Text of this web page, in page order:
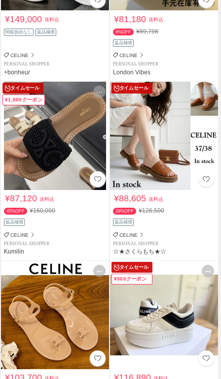
¥149,000送料込
関税負担なし 返品補償
CELINE
PERSONAL SHOPPER
+bonheur
¥81,180送料込
9%OFF ¥89,798
返品補償
CELINE
PERSONAL SHOPPER
London Vibes
タイムセール
¥1,000クーポン
¥87,120送料込
45%OFF ¥160,000
返品補償
CELINE
PERSONAL SHOPPER
Kumilin
タイムセール
¥88,605送料込
29%OFF ¥126,500
返品補償
CELINE
PERSONAL SHOPPER
☆★さくらもち★☆
タイムセール
¥500クーポン